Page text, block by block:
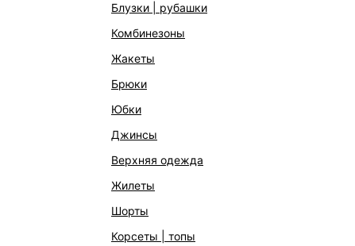
блузки | рубашки
комбинезоны
жакеты
брюки
юбки
джинсы
верхняя одежда
жилеты
шорты
корсеты | топы